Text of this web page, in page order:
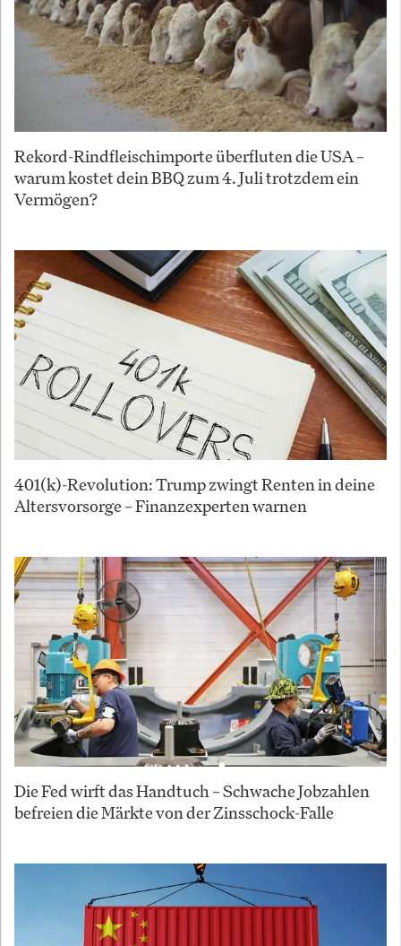
Rekord-Rindfleischimporte überfluten die USA –
warum kostet dein BBQ zum 4. Juli trotzdem ein
Vermögen?
401(k)-Revolution: Trump zwingt Renten in deine
Altersvorsorge – Finanzexperten warnen
Die Fed wirft das Handtuch – Schwache Jobzahlen
befreien die Märkte von der Zinsschock-Falle